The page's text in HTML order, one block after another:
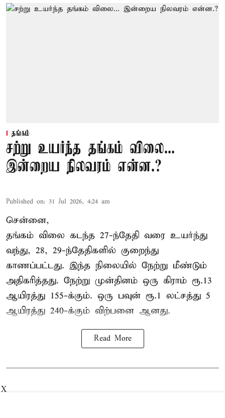
தங்கம்
சற்று உயர்ந்த தங்கம் விலை...
இன்றைய நிலவரம் என்ன.?
Published on: 31 Jul 2026, 4:24 am
சென்னை,
தங்கம் விலை கடந்த 27-ந்தேதி வரை உயர்ந்து
வந்து, 28, 29-ந்தேதிகளில் குறைந்து
காணப்பட்டது. இந்த நிலையில் நேற்று மீண்டும்
அதிகரித்தது. நேற்று முன்தினம் ஒரு கிராம் ரூ.13
ஆயிரத்து 155-க்கும். ஒரு பவுன் ரூ.1 லட்சத்து 5
ஆயிரத்து 240-க்கும் விற்பனை ஆனது.
Read More
X